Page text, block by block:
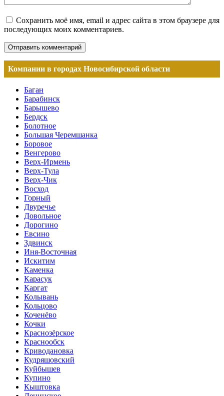
Сохранить моё имя, email и адрес сайта в этом браузере для
последующих моих комментариев.
Компании в городах Новосибирской области
Баган
Барабинск
Барышево
Бердск
Болотное
Большая Черемшанка
Боровое
Венгерово
Верх-Ирмень
Верх-Тула
Верх-Чик
Восход
Горный
Двуречье
Довольное
Дорогино
Евсино
Здвинск
Иня-Восточная
Искитим
Каменка
Карасук
Каргат
Колывань
Кольцово
Коченёво
Кочки
Краснозёрское
Краснообск
Криводановка
Кудряшовский
Куйбышев
Купино
Кыштовка